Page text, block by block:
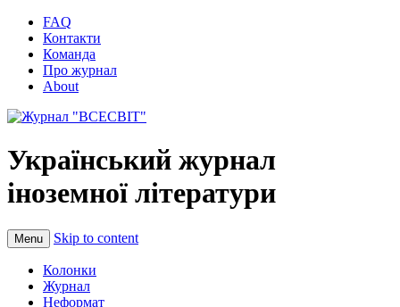
FAQ
Контакти
Команда
Про журнал
About
Український журнал
іноземної літератури
Menu Skip to content
Колонки
Журнал
Неформат